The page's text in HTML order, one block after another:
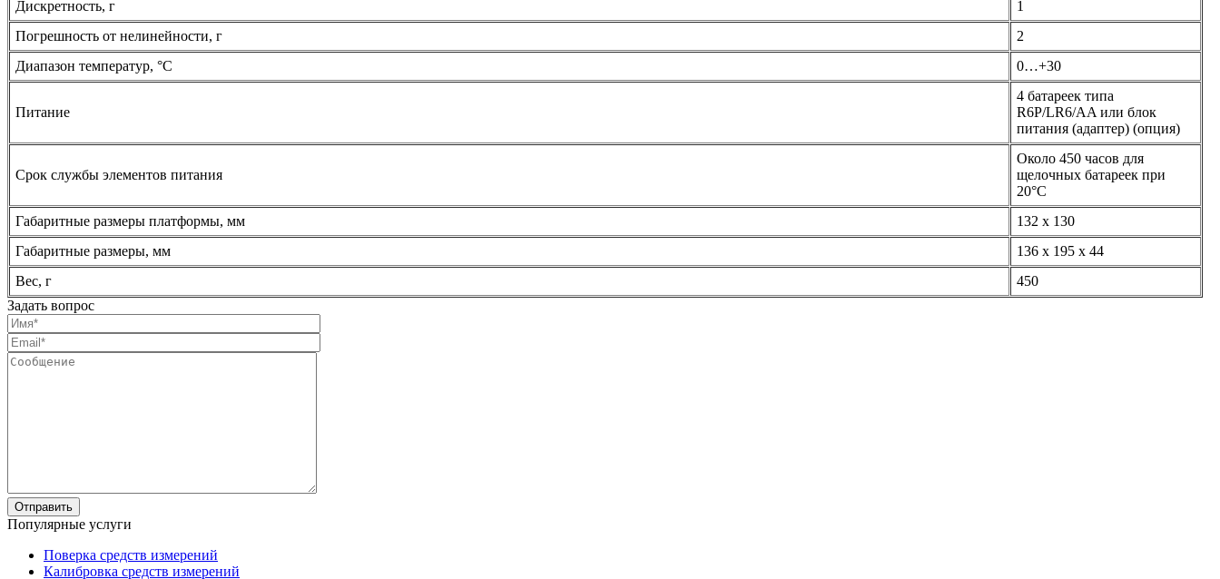
Дискретность, г
1
Погрешность от нелинейности, г
2
Диапазон температур, °C
0…+30
Питание
4 батареек типа
R6P/LR6/AA или блок
питания (адаптер) (опция)
Срок службы элементов питания
Около 450 часов для
щелочных батареек при
20°С
Габаритные размеры платформы, мм
132 х 130
Габаритные размеры, мм
136 x 195 х 44
Вес, г
450
Задать вопрос
Популярные услуги
Поверка средств измерений
Калибровка средств измерений